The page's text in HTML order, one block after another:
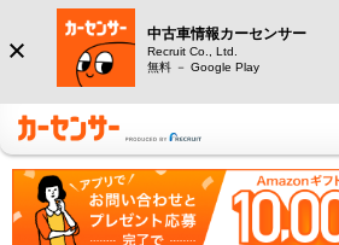
中古車情報カーセンサー
Recruit Co., Ltd.
無料 － Google Play